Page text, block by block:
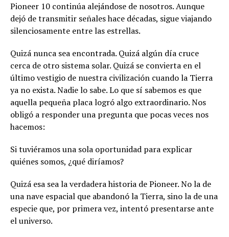
Pioneer 10 continúa alejándose de nosotros. Aunque
dejó de transmitir señales hace décadas, sigue viajando
silenciosamente entre las estrellas.
Quizá nunca sea encontrada. Quizá algún día cruce
cerca de otro sistema solar. Quizá se convierta en el
último vestigio de nuestra civilización cuando la Tierra
ya no exista. Nadie lo sabe. Lo que sí sabemos es que
aquella pequeña placa logró algo extraordinario. Nos
obligó a responder una pregunta que pocas veces nos
hacemos:
Si tuviéramos una sola oportunidad para explicar
quiénes somos, ¿qué diríamos?
Quizá esa sea la verdadera historia de Pioneer. No la de
una nave espacial que abandonó la Tierra, sino la de una
especie que, por primera vez, intentó presentarse ante
el universo.